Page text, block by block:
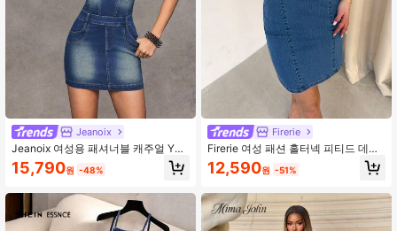
Jeanoix
Jeanoix 여성용 패셔너블 캐주얼 Y2K
슬림핏 섹시 데님 드레스
15,790원 -48%
Firerie
Firerie 여성 패션 홀터넥 피티드 데님
드레스 여름 카니발 의상 출퇴근 휴가
졸업 시크 Y2k 귀여운 스트리트웨어
성 비즈니스 비치 졸업 부활절 데님 홀
터 미니 드레스 프리미엄 미니멀리스
트 스타일
12,590원 -51%